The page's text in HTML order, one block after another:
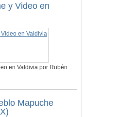
y Video en
en Valdivia por Rubén
Mapuche